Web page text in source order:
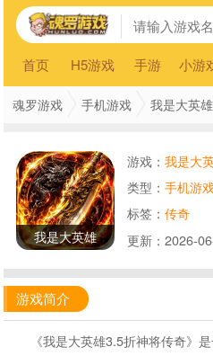
首页 H5游戏 手游 小游
魂罗游戏 手机游戏 我是大英
我是大英雄
游戏： 我是大英
类型： 手机游
标签： 传奇
更新： 2026-
游戏简介
《我是大英雄3.5折神将传奇》